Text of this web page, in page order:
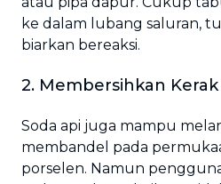
ke dalam lubang saluran,
biarkan bereaksi.
2. Membersihkan
Soda api juga mampu
membandel pada
porselen. Namun